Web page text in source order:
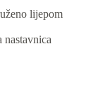
lijepom